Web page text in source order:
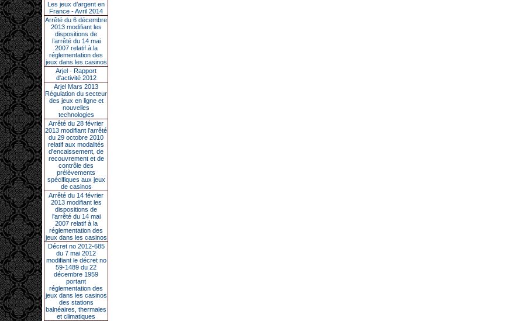
Les jeux d’argent en
France - Avril 2014
Arrêté du 6 décembre
2013 modifiant les
dispositions de
l’arrêté du 14 mai
2007 relatif à la
réglementation des
jeux dans les casinos
Arjel - Rapport
d'activité 2012
Arjel Mars 2013
Régulation du secteur
des jeux en ligne et
nouvelles
technologies
Arrêté du 28 février
2013 modifiant l'arrêté
du 29 octobre 2010
relatif aux modalités
d'encaissement, de
recouvrement et de
contrôle des
prélèvements
spécifiques aux jeux
de casinos
Arrêté du 14 février
2013 modifiant les
dispositions de
l'arrêté du 14 mai
2007 relatif à la
réglementation des
jeux dans les casinos
Décret no 2012-685
du 7 mai 2012
modifiant le décret no
59-1489 du 22
décembre 1959
portant
réglementation des
jeux dans les casinos
des stations
balnéaires, thermales
et climatiques